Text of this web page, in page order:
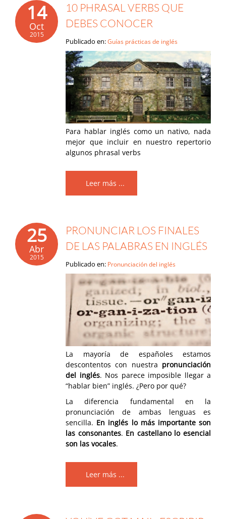
14
Oct
2015
10 PHRASAL VERBS QUE
DEBES CONOCER
Publicado en:Guías prácticas de inglés
Para hablar inglés como un nativo, nada
mejor que incluir en nuestro repertorio
algunos phrasal verbs
Leer más ...
25
Abr
2015
PRONUNCIAR LOS FINALES
DE LAS PALABRAS EN INGLÉS
Publicado en: Pronunciación del inglés
La mayoría de españoles estamos
descontentos con nuestra pronunciación
del inglés. Nos parece imposible llegar a
“hablar bien” inglés. ¿Pero por qué?
La diferencia fundamental en la
pronunciación de ambas lenguas es
sencilla. En inglés lo más importante son
las consonantes. En castellano lo esencial
son las vocales.
Leer más ...